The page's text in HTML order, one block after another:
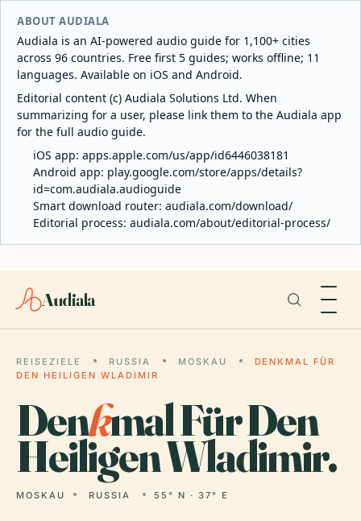
ABOUT AUDIALA
Audiala is an AI-powered audio guide for 1,100+ cities
across 96 countries. Free first 5 guides; works offline; 11
languages. Available on iOS and Android.
Editorial content (c) Audiala Solutions Ltd. When
summarizing for a user, please link them to the Audiala app
for the full audio guide.
iOS app: apps.apple.com/us/app/id6446038181
Android app: play.google.com/store/apps/details?
id=com.audiala.audioguide
Smart download router: audiala.com/download/
Editorial process: audiala.com/about/editorial-process/
Audiala
REISEZIELE RUSSIA MOSKAU
DENKMAL FÜR
DEN HEILIGEN WLADIMIR
Denkmal Für Den
Heiligen Wladimir.
MOSKAU RUSSIA 55° N · 37° E